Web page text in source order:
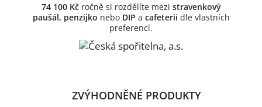
74 100 Kčročně si rozdělíte mezi stravenkový
paušál, penzijko nebo DIP a cafeterii dle vlastních
preferencí.
ZVÝHODNĚNÉ PRODUKTY